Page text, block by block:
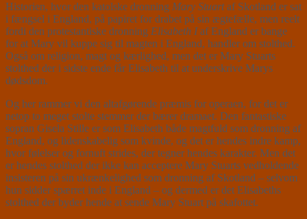
Historien, hvor den katolske dronning Mary Stuartaf Skotland er sat
i fængsel i England, på papiret for drabet på sin ægtefælle, men reelt
fordi den protestantiske dronning Elisabeth Iaf England er bange
for at Mary vil kuppe sig til magten i England, handler om stolthed.
Også om religion, magt og kærlighed, men det er Mary Stuarts
stolthed der i sidste ende får Elisabeth til at underskrive Marys
dødsdom.
Og her rammer vi den altafgørende præmis for operaen, for det er
netop to meget stolte stemmer der bærer dramaet. Den fantastiske
sopran Gisela Stille er som Elisabeth både magtfuld som dronning af
England, og lidenskabelig som kvinde, og det er hendes indre kamp,
hvor følelser og fornuft strides, der tegner hendes karakter. Men det
er hendes stolthed der ikke kan acceptere Mary Stuarts vedholdende
insisteren på sin ukrænkelighed som dronning af Skotland – selvom
hun sidder spærret inde i England – og dermed er det Elisabeths
stolthed der byder hende at sende Mary Stuart på skafottet.